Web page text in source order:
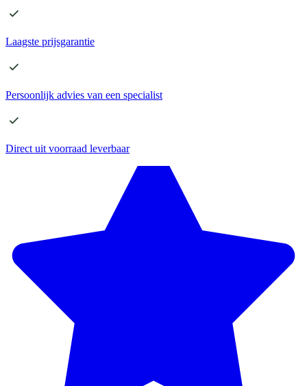
Laagste prijsgarantie
Persoonlijk advies van een specialist
Direct uit voorraad leverbaar